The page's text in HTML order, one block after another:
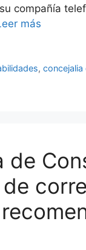
compañía
más
,
de